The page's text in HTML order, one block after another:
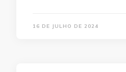
16 DE JULHO DE 2024